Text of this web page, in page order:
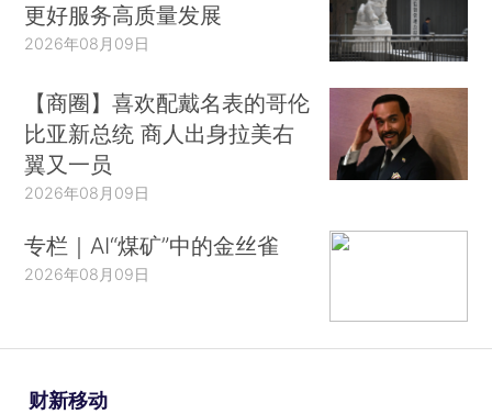
更好服务高质量发展
2026年08月09日
【商圈】喜欢配戴名表的哥伦
比亚新总统 商人出身拉美右
翼又一员
2026年08月09日
专栏｜AI“煤矿”中的金丝雀
2026年08月09日
财新移动